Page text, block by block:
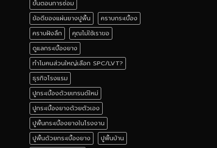
ขั้นตอนการซ่อม
ข้อดีของแผ่นยางปูพื้น
คราบกระเบื้อง
คราบฝังลึก
คุณไม่ใช้เราขอ
ดูแลกระเบื้องยาง
ทำไมคนส่วนใหญ่เลือก SPC/LVT?
ธุรกิจโรงแรม
ปูกระเบื้องด้วยเทรนด์ใหม่
ปูกระเบื้องยางด้วยตัวเอง
ปูพื้นกระเบื้องยางในโรงงาน
ปูพื้นด้วยกระเบื้องยาง
ปูพื้นบ้าน